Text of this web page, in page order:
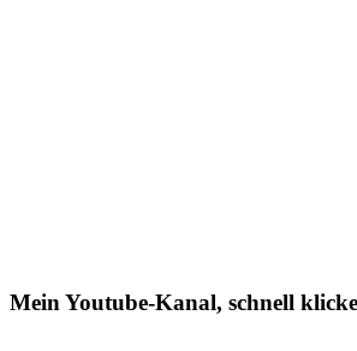
Mein Youtube-Kanal, schnell